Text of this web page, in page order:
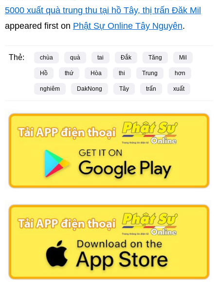
5000 xuất quà trung thu tại hồ Tây, thị trấn Đăk Mil
appeared first on Phật Sự Online Tây Nguyên.
Thẻ: chùa quà tai Đắk Tăng Mil
Hồ thứ Hòa thi Trung hơn
nghiêm DakNong Tây trấn xuất